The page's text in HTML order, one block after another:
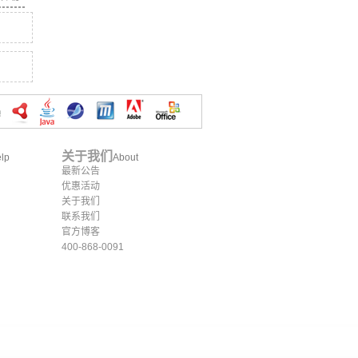
关于我们 About
最新公告
优惠活动
关于我们
联系我们
官方博客
400-868-0091